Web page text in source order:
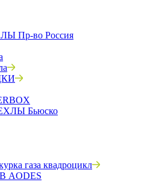
Пр-во Россия
Бьюско
газа квадроцикл